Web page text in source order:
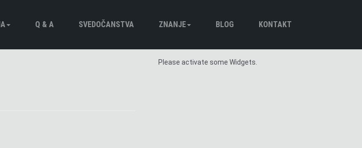
Q & A SVEDOČANSTVA ZNANJE
Trening Ishrana Motivacija
BLOG KONTAKT
Please activate some Widgets.